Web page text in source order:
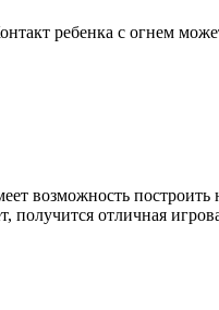
ребенка с огнем
возможность
получится отличная